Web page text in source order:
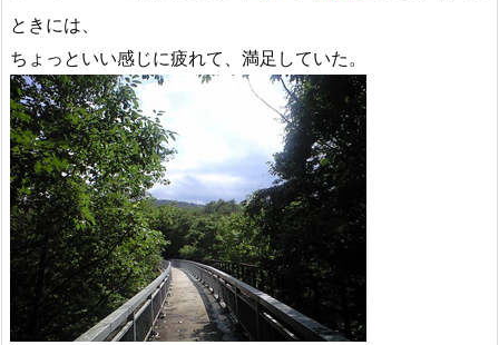
ときには、
ちょっといい感じに疲れて、満足していた。